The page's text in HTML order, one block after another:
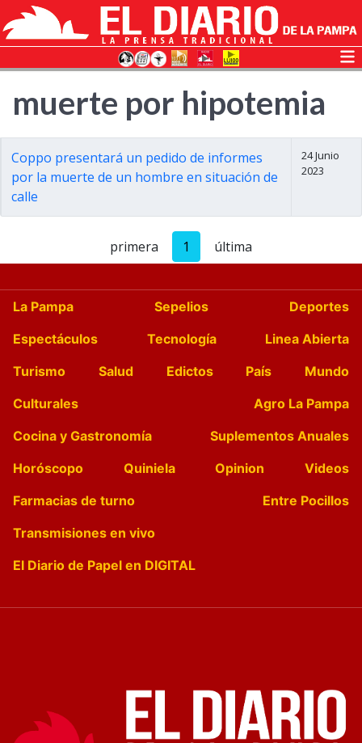
muerte por hipotemia
Coppo presentará un pedido de informes
por la muerte de un hombre en situación de
calle
24 Junio
2023
primera 1 última
La Pampa Sepelios
Deportes
Espectáculos
Tecnología
Linea Abierta
Turismo
Salud Edictos País
Mundo
Culturales
Agro La Pampa
Cocina y Gastronomía
Suplementos Anuales
Horóscopo
Quiniela Opinion
Videos
Farmacias de turno
Entre Pocillos
Transmisiones en vivo
El Diario de Papel en DIGITAL